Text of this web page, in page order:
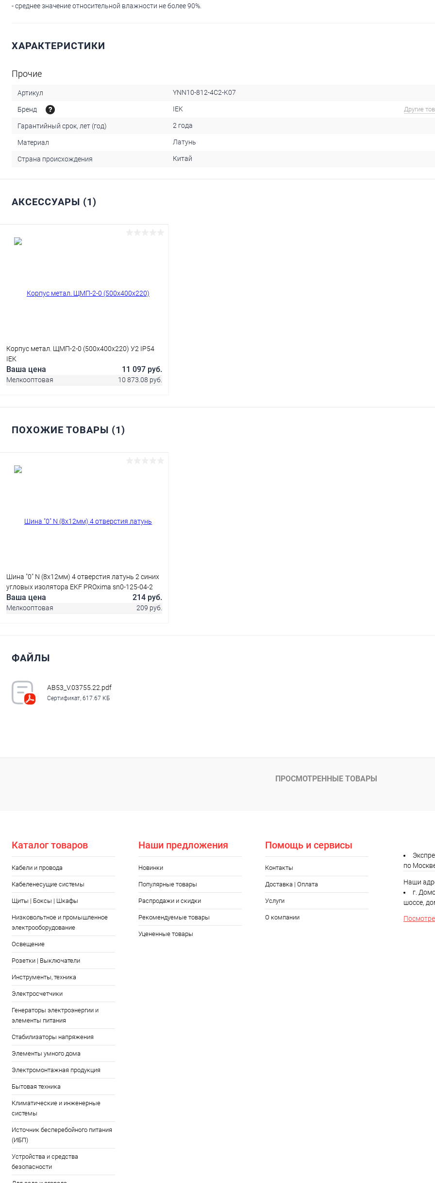
- среднее значение относительной влажности не более 90%.
ХАРАКТЕРИСТИКИ
Прочие
Артикул YNN10-812-4C2-K07
Бренд IEK Другие
Гарантийный срок, лет (год) 2 года
Материал Латунь
Страна происхождения Китай
АКСЕССУАРЫ (1)
Корпус метал. ЩМП-2-0 (500х400х220) У2 IP54
IEK
Ваша цена 11 097 руб.
Мелкооптовая 10 873.08 руб.
В корзину
В избранное
ПОХОЖИЕ ТОВАРЫ (1)
Шина "0" N (8х12мм) 4 отверстия латунь 2 синих
угловых изолятора EKF PROxima sn0-125-04-2
Ваша цена 214 руб.
Мелкооптовая 209 руб.
Купить в 1 клик Сравнение
В избранное В наличии
ФАЙЛЫ
AB53_V.03755.22.pdf
Сертификат, 617.67 КБ
ПРОСМОТРЕННЫЕ ТОВАРЫ
Каталог товаров
Кабели и провода
Кабеленесущие системы
Щиты | Боксы | Шкафы
Низковольтное и промышленное
электрооборудование
Освещение
Розетки | Выключатели
Инструменты, техника
Электросчетчики
Генераторы электроэнергии и
элементы питания
Стабилизаторы напряжения
Элементы умного дома
Электромонтажная продукция
Бытовая техника
Климатические и инженерные
системы
Источник бесперебойного питания
(ИБП)
Устройства и средства
безопасности
Наши предложения
Новинки
Популярные товары
Распродажи и скидки
Рекомендуемые товары
Уцененные товары
Помощь и сервисы
Контакты
Доставка | Оплата
Услуги
О компании
по
Наши
г.
шоссе,